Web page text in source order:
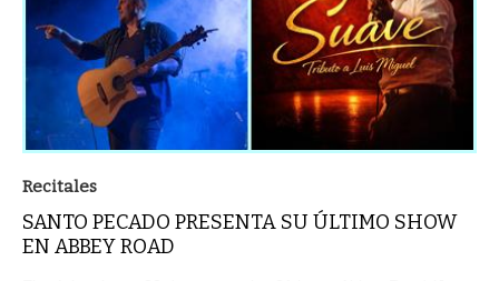
Recitales
SANTO PECADO PRESENTA SU ÚLTIMO SHOW
EN ABBEY ROAD